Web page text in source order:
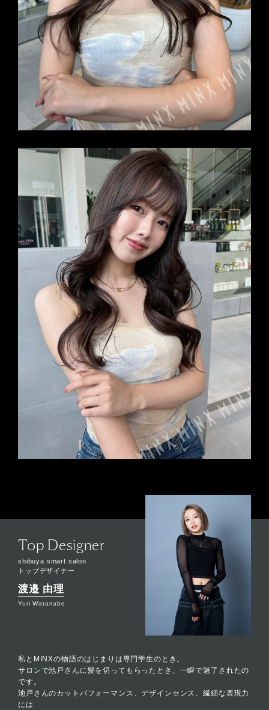
Top Designer
shibuya smart salon
トップデザイナー
渡邉 由理
Yuri Watanabe
私とMINXの物語のはじまりは専門学生のとき。
サロンで池戸さんに髪を切ってもらったとき、一瞬で魅了されたの
です。
池戸さんのカットパフォーマンス、デザインセンス、繊細な表現力
には